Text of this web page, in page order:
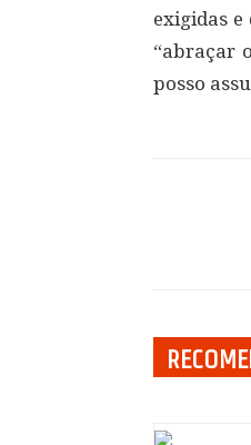
exigidas
“abraçar
posso